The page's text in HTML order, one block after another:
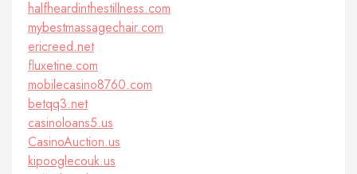
halfheardinthestillness.com
mybestmassagechair.com
ericreed.net
fluxetine.com
mobilecasino8760.com
betqq3.net
casinoloans5.us
CasinoAuction.us
kipooglecouk.us